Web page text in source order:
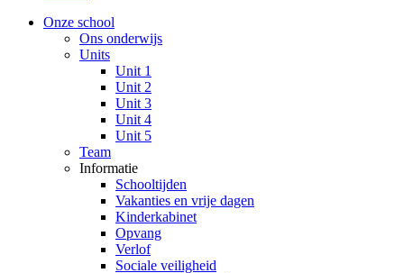
Onze school
Ons onderwijs
Units
Unit 1
Unit 2
Unit 3
Unit 4
Unit 5
Team
Informatie
Schooltijden
Vakanties en vrije dagen
Kinderkabinet
Opvang
Verlof
Sociale veiligheid